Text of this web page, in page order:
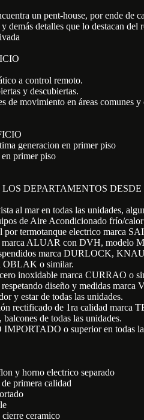
un pent-house, por ende de
demás detalles que lo destacan del
a control remoto.
y descubiertas.
de movimiento en áreas comunes y
generacion en primer piso
en primer piso
DEPARTAMENTOS DESDE
al mar en todas las unidades,
de Aire Acondicionado frío/
por termotanque electrico marca
marca ALUAR con DVH, modelo
marca DURLOCK,
OBLAK o similar.
inoxidable marca CURRAO o
respetando diseño y medidas
y estar de todas las unidades.
rectificado de 1ra calidad
balcones de todas las unidades.
o superior en todas
y horno electrico separado
primera calidad
ceramico